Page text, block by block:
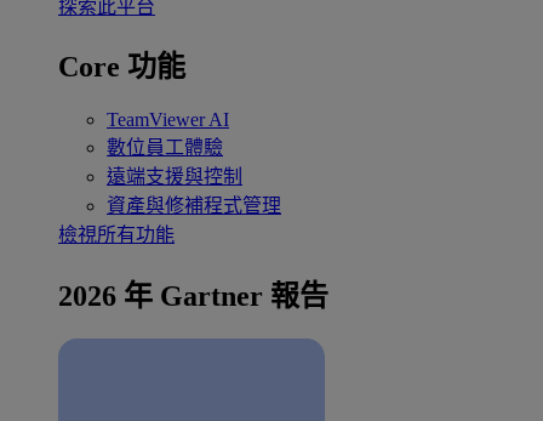
探索此平台
Core 功能
TeamViewer AI
數位員工體驗
遠端支援與控制
資產與修補程式管理
檢視所有功能
2026 年 Gartner 報告